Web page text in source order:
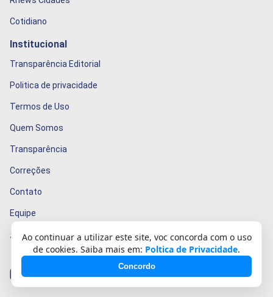
Cotidiano
Institucional
Transparência Editorial
Politica de privacidade
Termos de Uso
Quem Somos
Transparência
Correções
Contato
Equipe
Siga-nos
Facebook
Ao continuar a utilizar este site, voc concorda com o uso
de cookies. Saiba mais em: Poltica de Privacidade.
Concordo